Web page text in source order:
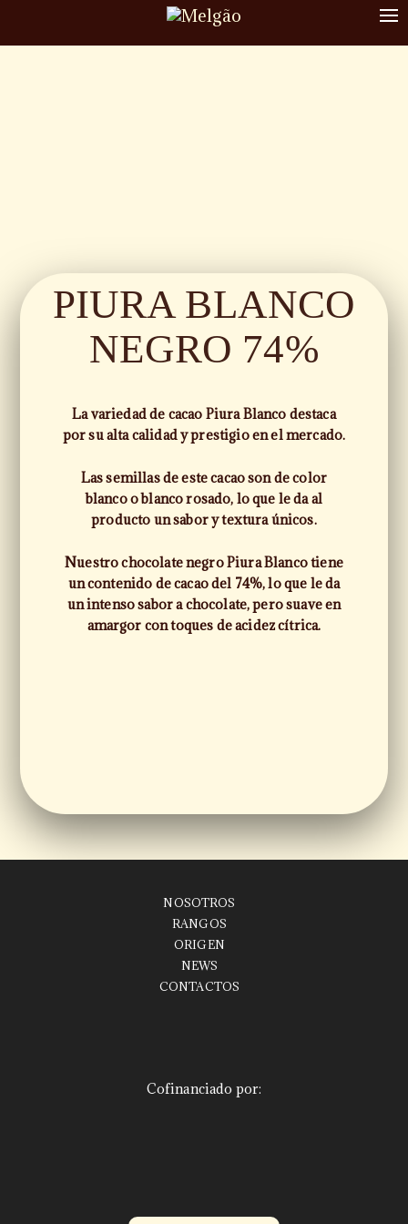
PIURA BLANCO
NEGRO 74%
La variedad de cacao Piura Blanco destaca
por su alta calidad y prestigio en el mercado.
Las semillas de este cacao son de color
blanco o blanco rosado, lo que le da al
producto un sabor y textura únicos.
Nuestro chocolate negro Piura Blanco tiene
un contenido de cacao del 74%, lo que le da
un intenso sabor a chocolate, pero suave en
amargor con toques de acidez cítrica.
NOSOTROS
RANGOS
ORIGEN
NEWS
CONTACTOS
Cofinanciado por: